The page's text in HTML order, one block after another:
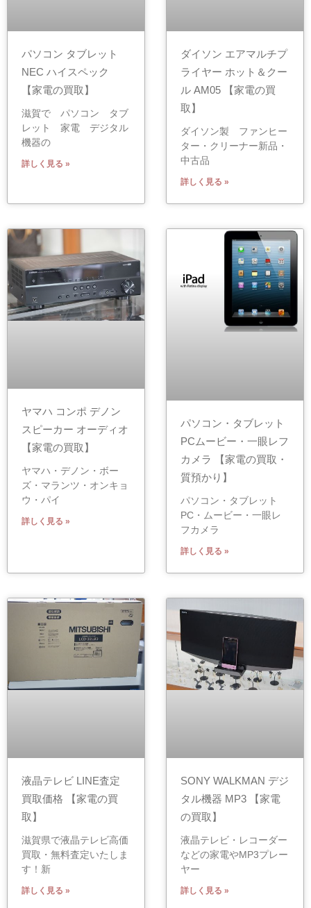
パソコン タブレット
NEC ハイスペック
【家電の買取】
滋賀で パソコン タブ
レット 家電 デジタル
機器の
詳しく見る »
ダイソン エアマルチプ
ライヤー ホット＆クー
ル AM05 【家電の買
取】
ダイソン製 ファンヒー
ター・クリーナー新品・
中古品
詳しく見る »
ヤマハ コンポ デノン
スピーカー オーディオ
【家電の買取】
ヤマハ・デノン・ボー
ズ・マランツ・オンキョ
ウ・パイ
詳しく見る »
パソコン・タブレット
PCムービー・一眼レフ
カメラ 【家電の買取・
質預かり】
パソコン・タブレット
PC・ムービー・一眼レ
フカメラ
詳しく見る »
液晶テレビ LINE査定
買取価格 【家電の買
取】
滋賀県で液晶テレビ高価
買取・無料査定いたしま
す！新
詳しく見る »
SONY WALKMAN デジ
タル機器 MP3 【家電
の買取】
液晶テレビ・レコーダー
などの家電やMP3プレー
ヤー
詳しく見る »